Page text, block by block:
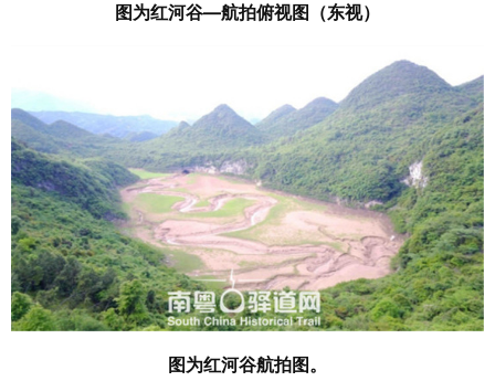
图为红河谷—航拍俯视图（东视）
图为红河谷航拍图。